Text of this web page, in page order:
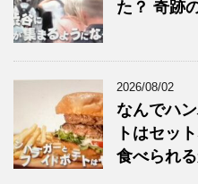
た？ 奇跡
2026/08/02
なんでハ
トはセッ
食べられ